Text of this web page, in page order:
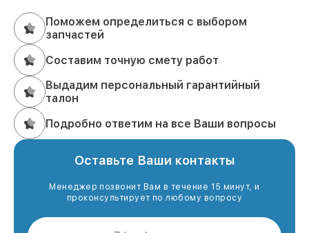
Поможем определиться с выбором
запчастей
Составим точную смету работ
Выдадим персональный гарантийный
талон
Подробно ответим на все Ваши вопросы
Оставьте Ваши контакты
Менеджер позвонит Вам в течение 15 минут, и
проконсультирует по любому вопросу